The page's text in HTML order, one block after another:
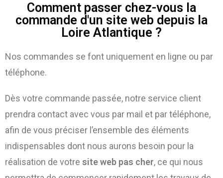
Comment passer chez-vous la
commande d'un site web depuis la
Loire Atlantique ?
Nos commandes se font uniquement en ligne ou par
téléphone.
Dès votre commande passée, notre service client
prendra contact avec vous par mail et par téléphone,
afin de vous préciser l’ensemble des éléments
indispensables dont nous aurons besoin pour la
réalisation de votre site web pas cher, ce qui nous